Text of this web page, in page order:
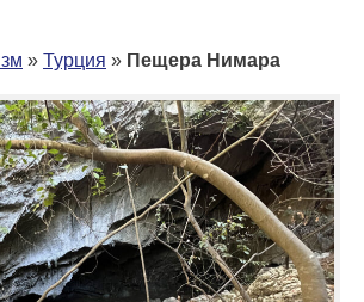
» Турция » Пещера Нимара